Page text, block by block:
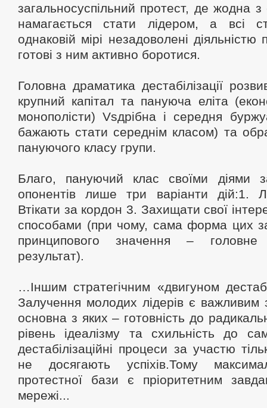
загальносуспільний протест, де жодна з
намагається стати лідером, а всі
однаковій мірі незадоволені
готові з ним активно боротися.
Головна драматика дестабілізації
крупний капітал та пануюча еліта
монополісти) Vsдрібна і середня
бажають стати середнім класом) та
пануючого класу групи.
Благо, пануючий клас своїми діями
опонентів лише три варіанти дій:1.
Втікати за кордон 3. Захищати свої
способами (при чому, сама форма цих
принципового значення – головне
результат).
…Іншим стратегічним «двигуном
Залучення молодих лідерів є важливим
основна з яких – готовність до
рівень ідеалізму та схильність до
дестабілізаційні процеси за участю
не досягають успіхів.Тому
протестної бази є пріоритетним
мережі...